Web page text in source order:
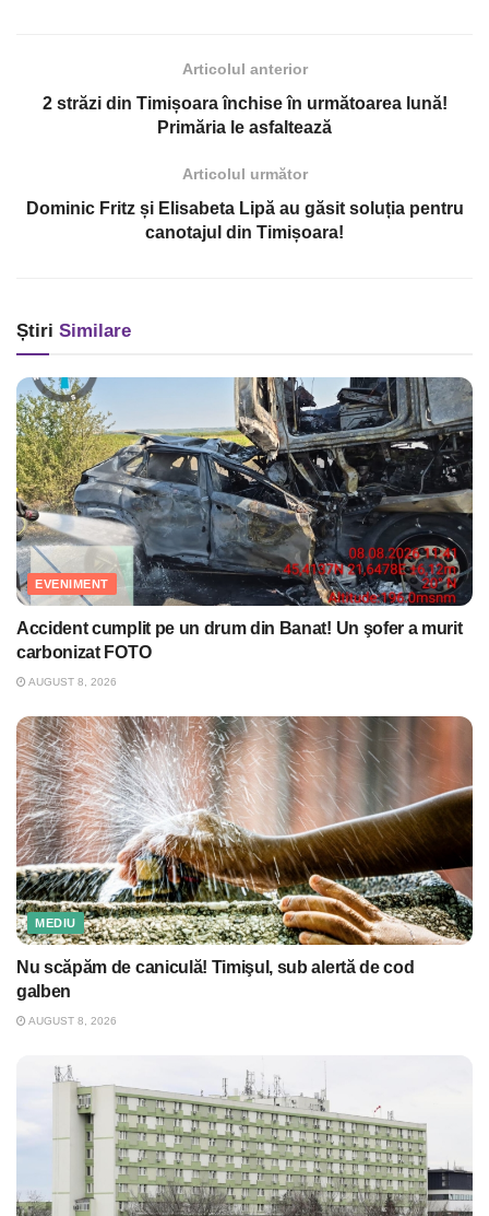
Articolul anterior
2 străzi din Timișoara închise în următoarea lună!
Primăria le asfaltează
Articolul următor
Dominic Fritz și Elisabeta Lipă au găsit soluția pentru
canotajul din Timișoara!
Știri Similare
EVENIMENT
Accident cumplit pe un drum din Banat! Un şofer a murit
carbonizat FOTO
AUGUST 8, 2026
MEDIU
Nu scăpăm de caniculă! Timişul, sub alertă de cod
galben
AUGUST 8, 2026